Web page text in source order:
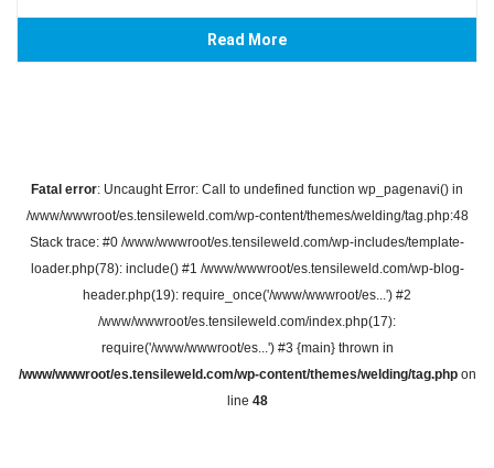
Read More
Fatal error: Uncaught Error: Call to undefined function wp_pagenavi() in
/www/wwwroot/es.tensileweld.com/wp-content/themes/welding/tag.php:48
Stack trace: #0 /www/wwwroot/es.tensileweld.com/wp-includes/template-
loader.php(78): include() #1 /www/wwwroot/es.tensileweld.com/wp-blog-
header.php(19): require_once('/www/wwwroot/es...') #2
/www/wwwroot/es.tensileweld.com/index.php(17):
require('/www/wwwroot/es...') #3 {main} thrown in
/www/wwwroot/es.tensileweld.com/wp-content/themes/welding/tag.phpon
line 48